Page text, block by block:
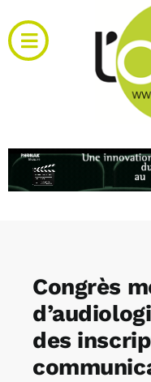
au
contenu
Toggle
Navigation
RH et emploi
Agenda
Congrès
des